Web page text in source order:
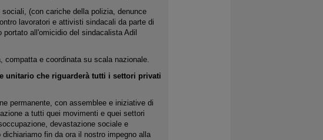
(con cariche della polizia, denunce
lavoratori e attivisti sindacali da parte di
all'omicidio del sindacalista Adil
compatta e coordinata su scala nazionale.
unitario che riguarderà tutti i settori privati
permanente, con assemblee e iniziative di
a tutti quei movimenti e quei settori
devastazione sociale e
fin da ora il nostro impegno alla